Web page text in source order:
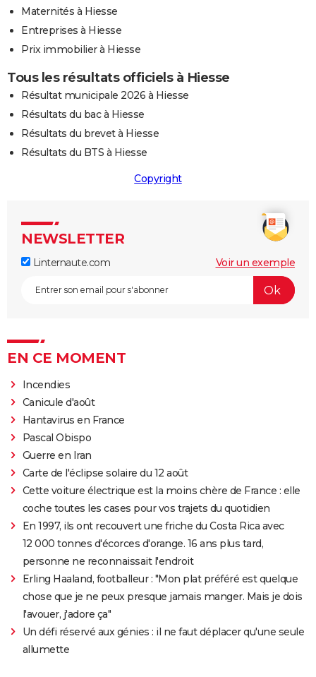
Maternités à Hiesse
Entreprises à Hiesse
Prix immobilier à Hiesse
Tous les résultats officiels à Hiesse
Résultat municipale 2026 à Hiesse
Résultats du bac à Hiesse
Résultats du brevet à Hiesse
Résultats du BTS à Hiesse
Copyright
NEWSLETTER
Linternaute.com Voir un exemple
EN CE MOMENT
Incendies
Canicule d'août
Hantavirus en France
Pascal Obispo
Guerre en Iran
Carte de l'éclipse solaire du 12 août
Cette voiture électrique est la moins chère de France : elle
coche toutes les cases pour vos trajets du quotidien
En 1997, ils ont recouvert une friche du Costa Rica avec
12 000 tonnes d'écorces d'orange. 16 ans plus tard,
personne ne reconnaissait l'endroit
Erling Haaland, footballeur : "Mon plat préféré est quelque
chose que je ne peux presque jamais manger. Mais je dois
l'avouer, j'adore ça"
Un défi réservé aux génies : il ne faut déplacer qu'une seule
allumette